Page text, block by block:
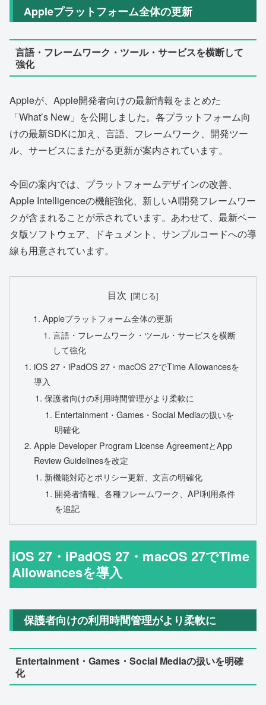
Appleプラットフォーム全体の更新
言語・フレームワーク・ツール・サービスを横断して
強化
Appleが、Apple開発者向けの最新情報をまとめた
「What’s New」を公開しました。各プラットフォーム向
けの最新SDKに加え、言語、フレームワーク、開発ツー
ル、サービスにまたがる更新が案内されています。
今回の案内では、プラットフォームデザインの改善、
Apple Intelligenceの機能強化、新しいAI開発フレームワー
クが含まれることが示されています。あわせて、最新ベー
タ版ソフトウェア、ドキュメント、サンプルコードへの導
線も用意されています。
目次
Appleプラットフォーム全体の更新
言語・フレームワーク・ツール・サービスを横断
して強化
iOS 27・iPadOS 27・macOS 27でTime Allowancesを
導入
保護者向けの利用時間管理がより柔軟に
Entertainment・Games・Social Mediaの扱いを
明確化
Apple Developer Program License AgreementとApp
Review Guidelinesを改定
新機能対応とポリシー更新、文言の明確化
開発者情報、各種フレームワーク、API利用条件
を追記
iOS 27・iPadOS 27・macOS 27でTime
Allowancesを導入
保護者向けの利用時間管理がより柔軟に
Entertainment・Games・Social Mediaの扱いを明確
化